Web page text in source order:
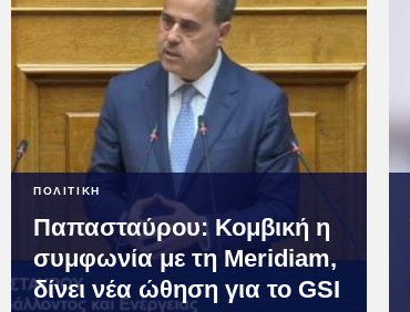
ΠΟΛΙΤΙΚΗ
Παπασταύρου: Κομβική η
συμφωνία με τη Meridiam,
δίνει νέα ώθηση για το GSI